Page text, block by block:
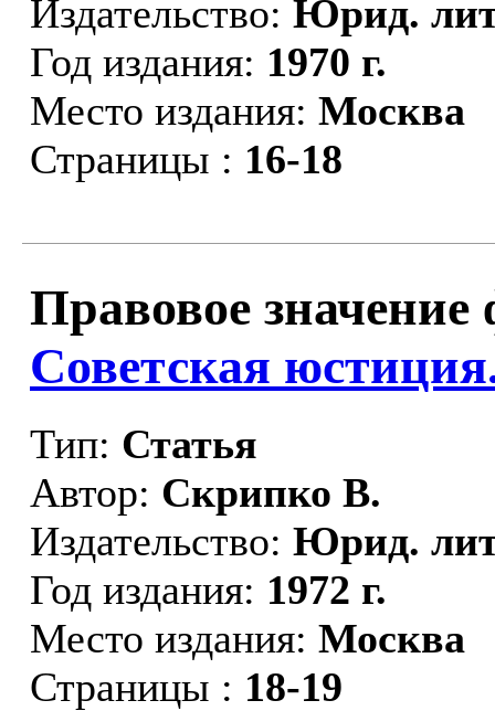
Издательство: Юрид.
Год издания: 1970 г.
Место издания: Москва
Страницы : 16-18
Правовое
Советская
Тип: Статья
Автор: Скрипко В.
Издательство: Юрид.
Год издания: 1972 г.
Место издания: Москва
Страницы : 18-19